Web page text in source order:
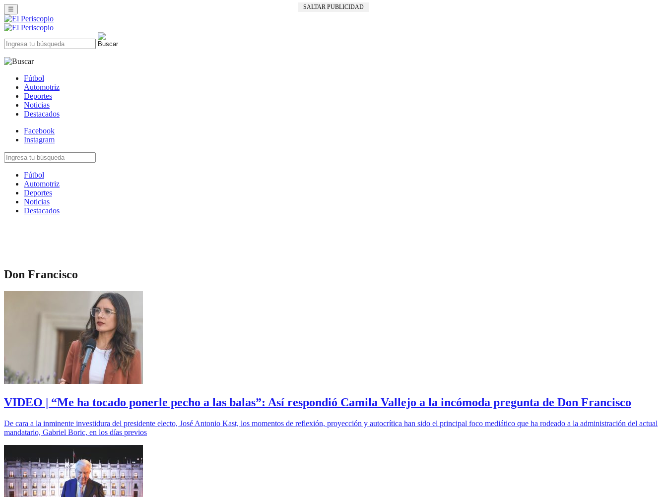
SALTAR PUBLICIDAD
☰
Fútbol
Automotriz
Deportes
Noticias
Destacados
Facebook
Instagram
Fútbol
Automotriz
Deportes
Noticias
Destacados
Don Francisco
VIDEO | “Me ha tocado ponerle pecho a las balas”: Así respondió Camila Vallejo a la incómoda pregunta de Don Francisco
De cara a la inminente investidura del presidente electo, José Antonio Kast, los momentos de reflexión, proyección y autocrítica han sido el principal foco mediático que ha rodeado a la administración del actual
mandatario, Gabriel Boric, en los días previos